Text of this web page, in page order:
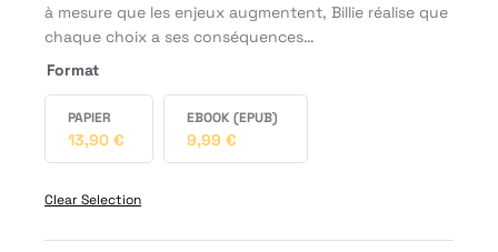
à mesure que les enjeux augmentent, Billie réalise que
chaque choix a ses conséquences…
Format
PAPIER
13,90 €
EBOOK (EPUB)
9,99 €
Clear Selection